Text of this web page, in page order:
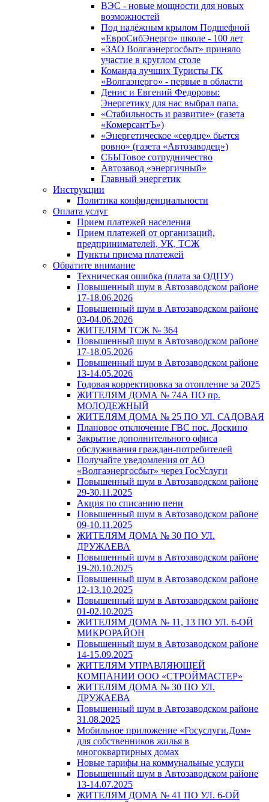
ВЭС - новые мощности для новых
возможностей
Под надёжным крылом Подшефной
«ЕвроСибЭнерго» школе - 100 лет
«ЗАО Волгаэнергосбыт» приняло
участие в круглом столе
Команда лучших Туристы ГК
«Волгаэнерго» - первые в области
Денис и Евгений Федоровы:
Энергетику для нас выбрал папа.
«Стабильность и развитие» (газета
«КомерсантЪ»)
«Энергетическое «сердце» бьется
ровно» (газета «Автозаводец»)
СБЫТовое сотрудничество
Автозавод «энергичный»
Главный энергетик
Инструкции
Политика конфиденциальности
Оплата услуг
Прием платежей населения
Прием платежей от организаций,
предпринимателей, УК, ТСЖ
Пункты приема платежей
Обратите внимание
Техническая ошибка (плата за ОДПУ)
Повышенный шум в Автозаводском районе
17-18.06.2026
Повышенный шум в Автозаводском районе
03-04.06.2026
ЖИТЕЛЯМ ТСЖ № 364
Повышенный шум в Автозаводском районе
17-18.05.2026
Повышенный шум в Автозаводском районе
13-14.05.2026
Годовая корректировка за отопление за 2025
ЖИТЕЛЯМ ДОМА № 74А ПО пр.
МОЛОДЕЖНЫЙ
ЖИТЕЛЯМ ДОМА № 25 ПО УЛ. САДОВАЯ
Плановое отключение ГВС пос. Доскино
Закрытие дополнительного офиса
обслуживания граждан-потребителей
Получайте уведомления от АО
«Волгаэнергосбыт» через ГосУслуги
Повышенный шум в Автозаводском районе
29-30.11.2025
Акция по списанию пени
Повышенный шум в Автозаводском районе
09-10.11.2025
ЖИТЕЛЯМ ДОМА № 30 ПО УЛ.
ДРУЖАЕВА
Повышенный шум в Автозаводском районе
19-20.10.2025
Повышенный шум в Автозаводском районе
12-13.10.2025
Повышенный шум в Автозаводском районе
01-02.10.2025
ЖИТЕЛЯМ ДОМА № 11, 13 ПО УЛ. 6-ОЙ
МИКРОРАЙОН
Повышенный шум в Автозаводском районе
14-15.09.2025
ЖИТЕЛЯМ УПРАВЛЯЮЩЕЙ
КОМПАНИИ ООО «СТРОЙМАСТЕР»
ЖИТЕЛЯМ ДОМА № 30 ПО УЛ.
ДРУЖАЕВА
Повышенный шум в Автозаводском районе
31.08.2025
Мобильное приложение «Госуслуги.Дом»
для собственников жилья в
многоквартирных домах
Новые тарифы на коммунальные услуги
Повышенный шум в Автозаводском районе
13-14.07.2025
ЖИТЕЛЯМ ДОМА № 41 ПО УЛ. 6-ОЙ